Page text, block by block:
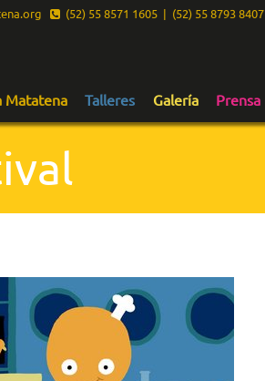
(52) 55 8571 1605 | (52) 55 8793 8407
Matatena Talleres Galería Prensa